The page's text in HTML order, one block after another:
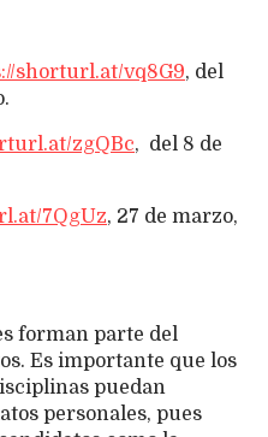
shorturl.at/vq8G9, del
zgQBc, del 8 de
7QgUz, 27 de marzo,
forman parte del
Es importante que los
puedan
personales, pues